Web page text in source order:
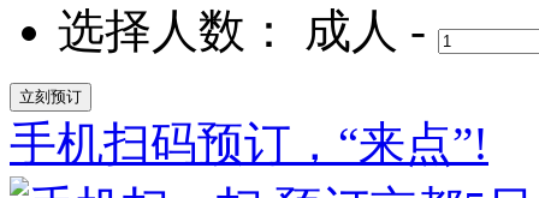
选择人数：
成人 -
手机扫码预订，“来点”!